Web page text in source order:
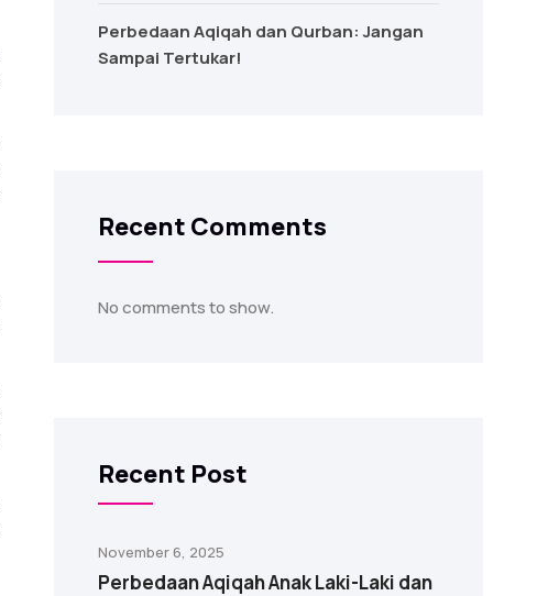
Perbedaan Aqiqah dan Qurban: Jangan
Sampai Tertukar!
Recent Comments
No comments to show.
Recent Post
November 6, 2025
Perbedaan Aqiqah Anak Laki-Laki dan